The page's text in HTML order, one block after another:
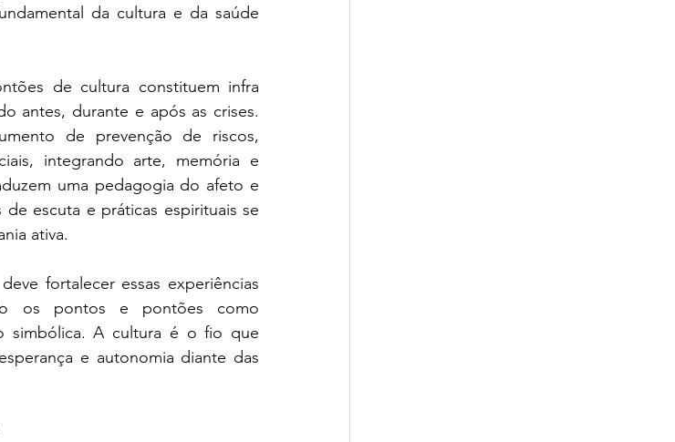
da cultura e da saúde
de cultura constituem infra
antes, durante e após as crises.
de prevenção de riscos,
integrando arte, memória e
uma pedagogia do afeto e
escuta e práticas espirituais se
ativa.
fortalecer essas experiências
os pontos e pontões como
simbólica. A cultura é o fio que
e autonomia diante das